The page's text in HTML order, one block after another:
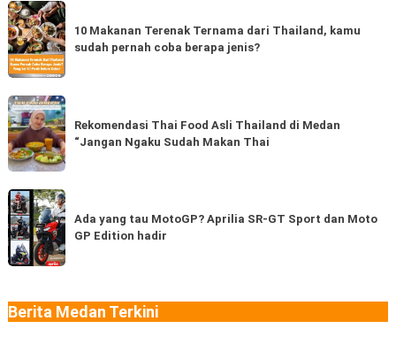
10
Makanan
Terenak
Ternama
dari
Thailand,
kamu
sudah
coba
berapa
jenis?
10 Makanan Terenak Ternama dari Thailand, kamu
sudah pernah coba berapa jenis?
Rekomendasi
Thai
Food
Asli
Thailand
di
Medan
“Jangan
Makan
Rekomendasi Thai Food Asli Thailand di Medan
“Jangan Ngaku Sudah Makan Thai
Ada
yang
tau
MotoGP?
SR-
GT
Ada yang tau MotoGP? Aprilia SR-GT Sport dan Moto
GP Edition hadir
Berita Medan Terkini